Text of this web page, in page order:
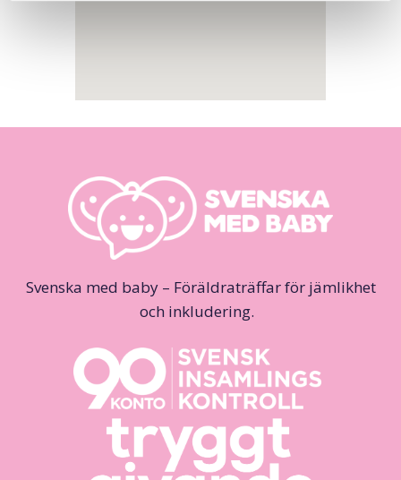
Svenska med baby – Föräldraträffar för jämlikhet
och inkludering.